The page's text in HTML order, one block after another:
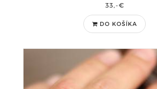
33,-€
DO KOŠÍKA